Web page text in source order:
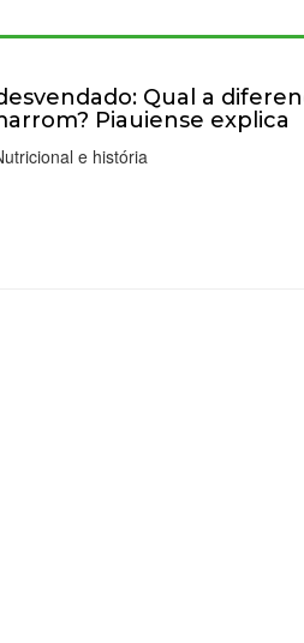
Qual a
Piauiense explica
e história